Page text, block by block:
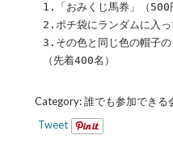
1.「おみくじ馬券」（500
2.ポチ袋にランダムに入
3.その色と同じ色の帽子
（先着400名）
Category:誰でも参加できる
Tweet